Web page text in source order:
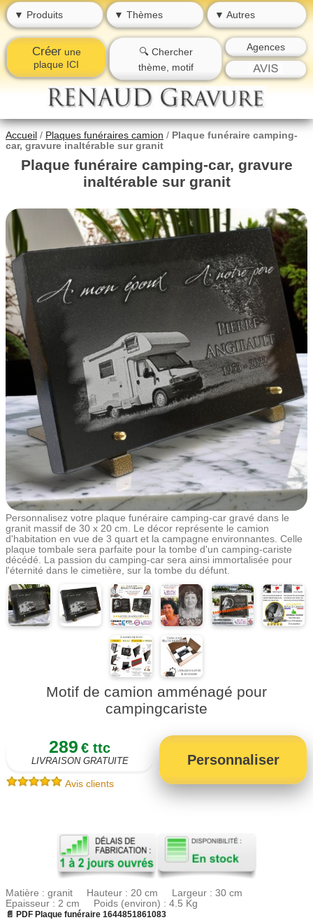
▼ Produits ▼ Thèmes ▼ Autres
Créerune
plaque ICI
🔍 Chercher
thème, motif
Agences
Accueil / Plaques funéraires camion / Plaque funéraire camping-
car, gravure inaltérable sur granit
Plaque funéraire camping-car, gravure
inaltérable sur granit
Personnalisez votre plaque funéraire camping-car gravé dans le
granit massif de 30 x 20 cm. Le décor représente le camion
d'habitation en vue de 3 quart et la campagne environnantes. Celle
plaque tombale sera parfaite pour la tombe d'un camping-cariste
décédé. La passion du camping-car sera ainsi immortalisée pour
l'éternité dans le cimetière, sur la tombe du défunt.
Motif de camion amménagé pour
campingcariste
289 € ttc
LIVRAISON GRATUITE Personnaliser
Avis clients
Matière : granit Hauteur : 20 cm Largeur : 30 cm
Epaisseur : 2 cm Poids (environ) : 4.5 Kg
📄 PDF Plaque funéraire 1644851861083